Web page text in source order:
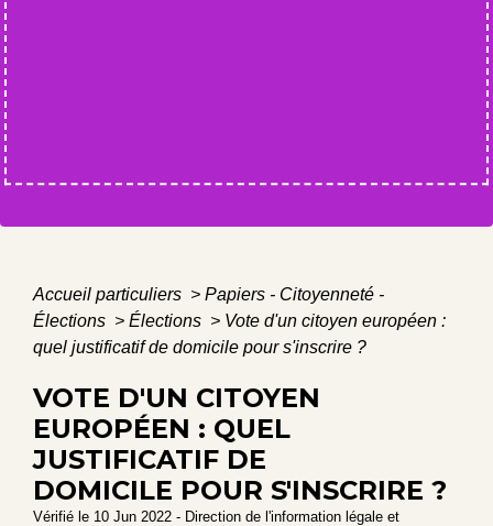
Accueil particuliers > Papiers - Citoyenneté -
Élections > Élections > Vote d'un citoyen européen :
quel justificatif de domicile pour s'inscrire ?
VOTE D'UN CITOYEN
EUROPÉEN : QUEL
JUSTIFICATIF DE
DOMICILE POUR S'INSCRIRE ?
Vérifié le 10 Jun 2022 - Direction de l'information légale et